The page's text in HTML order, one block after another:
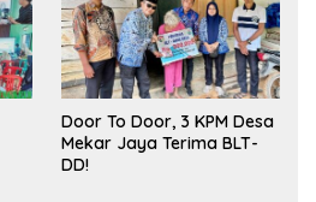
Door To Door, 3 KPM Desa
Mekar Jaya Terima BLT-
DD!